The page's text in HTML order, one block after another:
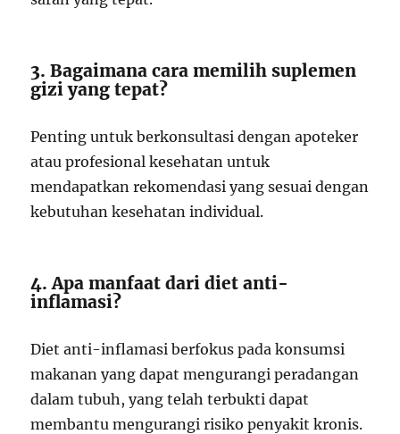
3. Bagaimana cara memilih suplemen
gizi yang tepat?
Penting untuk berkonsultasi dengan apoteker
atau profesional kesehatan untuk
mendapatkan rekomendasi yang sesuai dengan
kebutuhan kesehatan individual.
4. Apa manfaat dari diet anti-
inflamasi?
Diet anti-inflamasi berfokus pada konsumsi
makanan yang dapat mengurangi peradangan
dalam tubuh, yang telah terbukti dapat
membantu mengurangi risiko penyakit kronis.